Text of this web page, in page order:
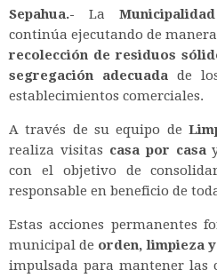
Sepahua.- La
continúa ejecutando de
recolección de residuos
segregación adecuada de
establecimientos comerciales.
A través de su equipo de
realiza visitas casa por casa
con el objetivo de
responsable en beneficio de
Estas acciones permanentes
municipal de orden, limpieza
impulsada para mantener las